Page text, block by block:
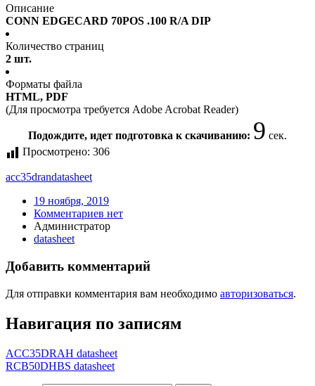
Описание
CONN EDGECARD 70POS .100 R/A DIP
Количество страниц
2 шт.
Форматы файла
HTML, PDF
(Для просмотра требуется Adobe Acrobat Reader)
Подождите, идет подготовка к скачиванию: 9 сек.
Просмотрено: 306
acc35drandatasheet
19 ноября, 2019
Комментариев нет
Администратор
datasheet
Добавить комментарий
Для отправки комментария вам необходимо авторизоваться.
Навигация по записям
ACC35DRAH datasheet
RCB50DHBS datasheet